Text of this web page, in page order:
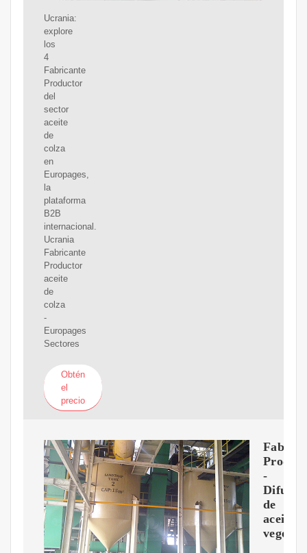
Ucrania:
explore
los
4
Fabricante
Productor
del
sector
aceite
de
colza
en
Europages,
la
plataforma
B2B
internacional.
Ucrania
Fabricante
Productor
aceite
de
colza
-
Europages
Sectores
Obtén
el
precio
-
de
aceites